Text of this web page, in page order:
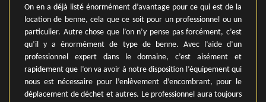
On en a déjà listé énormément d’avantage pour ce qui est de la
location de benne, cela que ce soit pour un professionnel ou un
particulier. Autre chose que l’on n’y pense pas forcément, c’est
qu’il y a énormément de type de benne. Avec l’aide d’un
professionnel expert dans le domaine, c’est aisément et
rapidement que l’on va avoir à notre disposition l’équipement qui
nous est nécessaire pour l’enlèvement d’encombrant, pour le
déplacement de déchet et autres. Le professionnel aura toujours